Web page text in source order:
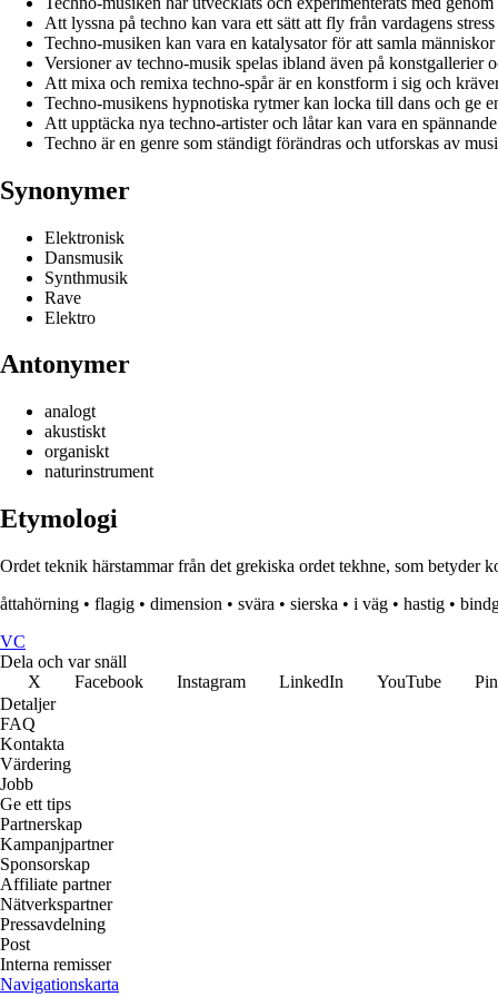
Att lyssna på techno kan vara ett sätt att fly från vardagens
Techno-musiken kan vara en katalysator för att samla
Versioner av techno-musik spelas ibland även på konstgallerier
Att mixa och remixa techno-spår är en konstform i sig och
Techno-musikens hypnotiska rytmer kan locka till dans och ge
Att upptäcka nya techno-artister och låtar kan vara en
Techno är en genre som ständigt förändras och utforskas av
Synonymer
Elektronisk
Dansmusik
Synthmusik
Rave
Elektro
Antonymer
analogt
akustiskt
organiskt
naturinstrument
Etymologi
Ordet teknik härstammar från det grekiska ordet tekhne, som betyder
åttahörning • flagig • dimension • svära • sierska • i väg • hastig •
VC
Dela och var snäll
X
Facebook Instagram LinkedIn YouTube
Detaljer
FAQ
Kontakta
Värdering
Jobb
Ge ett tips
Partnerskap
Kampanjpartner
Sponsorskap
Affiliate partner
Nätverkspartner
Pressavdelning
Post
Interna remisser
Navigationskarta